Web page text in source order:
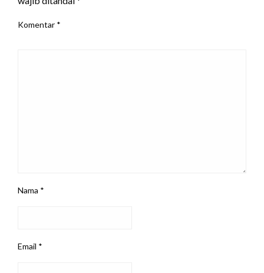
Komentar *
Nama *
Email *